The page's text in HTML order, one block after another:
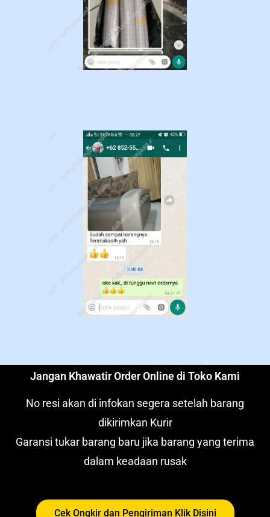
Jangan Khawatir Order Online di Toko Kami
No resi akan di infokan segera setelah barang
dikirimkan Kurir
Garansi tukar barang baru jika barang yang terima
dalam keadaan rusak
Cek Ongkir dan Pengiriman Klik Disini